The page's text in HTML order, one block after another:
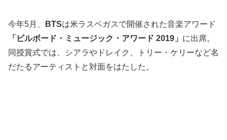
今年5月、 BTSは米ラスベガスで開催された音楽アワード
「ビルボード・ミュージック・アワード 2019」 に出席。
同授賞式では、シアラやドレイク、トリー・ケリーなど名
だたるアーティストと対面をはたした。